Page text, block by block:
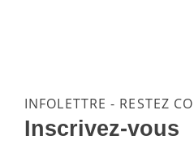
INFOLETTRE - RESTEZ
Inscrivez-vous